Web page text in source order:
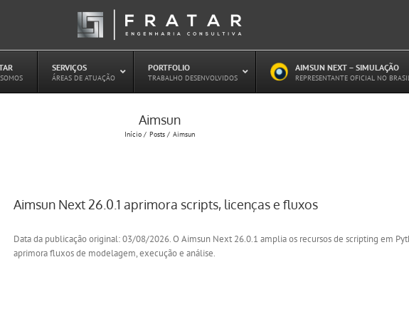
SERVIÇOS
ÁREAS DE ATUAÇÃO
Estudo de Concessões Rodoviárias
Planejamento de Transporte Público
PORTFOLIO
TRABALHO DESENVOLVIDOS
AIMSUN NEXT – SIMULAÇÃO
REPRESENTANTE OFICIAL NO
Aimsun
Início Posts Aimsun
Aimsun Next 26.0.1 aprimora scripts, licenças e fluxos
Data da publicação original: 03/08/2026. O Aimsun Next 26.0.1 amplia os recursos de scripting em
aprimora fluxos de modelagem, execução e análise.